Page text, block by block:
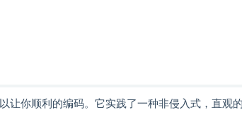
让你顺利的编码。它实践了一种非侵入式，直观